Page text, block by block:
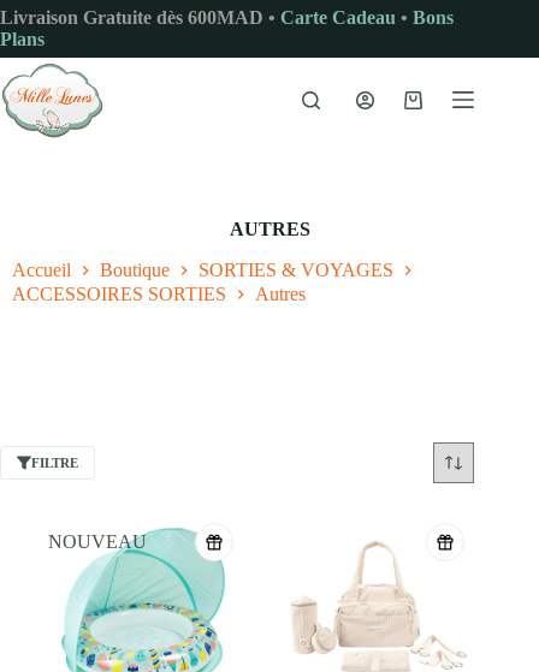
Passer
au
contenu
Livraison Gratuite dès 600MAD • Carte Cadeau • Bons
Plans
Panier
AUTRES
Accueil Boutique
SORTIES & VOYAGES
ACCESSOIRES SORTIES
Autres
FILTRE
NOUVEAU